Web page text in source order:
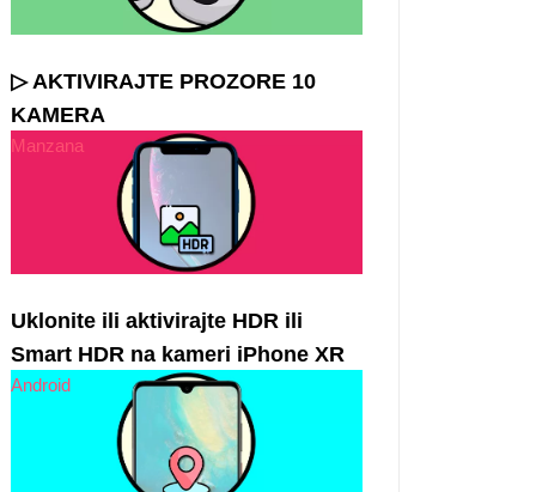
▷ AKTIVIRAJTE PROZORE 10
KAMERA
Manzana
Uklonite ili aktivirajte HDR ili
Smart HDR na kameri iPhone XR
Android